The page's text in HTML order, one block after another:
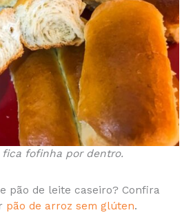
fica fofinha por dentro.
pão de leite caseiro? Confira
pão de arroz sem glúten.